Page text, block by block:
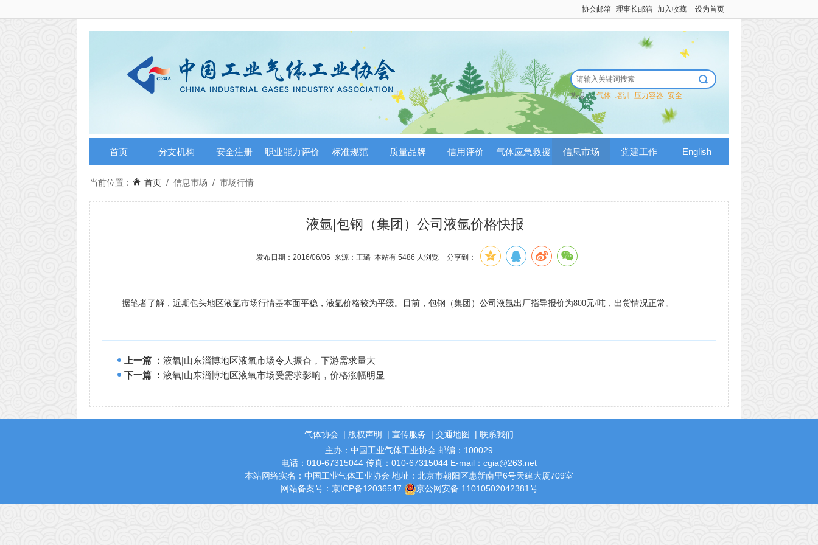
设为首页
加入收藏
理事长邮箱
协会邮箱
热搜： 气体 培训 压力容器 安全
首页 分支机构 安全注册 职业能力评价 标准规范 质量品牌 信用评价 气体应急救援 信息市场 党建工作 English
当前位置： 首页 / 信息市场 / 市场行情
液氩|包钢（集团）公司液氩价格快报
发布日期：2016/06/06 来源：王璐 本站有 5486 人浏览 分享到：
据笔者了解，近期包头地区液氩市场行情基本面平稳，液氩价格较为平缓。目前，包钢（集团）公司液氩出厂指导报价为800元/吨，出货情况正常。
上一篇 ： 液氧|山东淄博地区液氧市场令人振奋，下游需求量大
下一篇 ： 液氧|山东淄博地区液氧市场受需求影响，价格涨幅明显
气体协会 | 版权声明 | 宣传服务 | 交通地图 | 联系我们
主办：中国工业气体工业协会 邮编：100029
电话：010-67315044 传真：010-67315044 E-mail：cgia@263.net
本站网络实名：中国工业气体工业协会 地址：北京市朝阳区惠新南里6号天建大厦709室
网站备案号： 京ICP备12036547 京公网安备 11010502042381号